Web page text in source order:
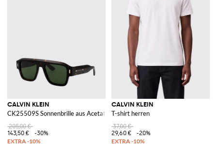
CALVIN KLEIN
CK25509S Sonnenbrille aus Acetat
205,00 €
143,50 €
-30%
CALVIN KLEIN
T-shirt herren
37,00 €
29,60 €
-20%